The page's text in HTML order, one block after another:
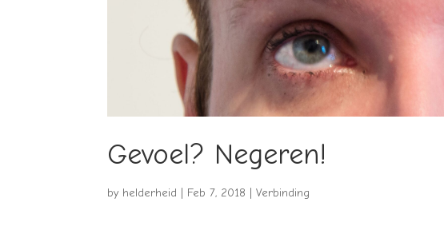
Gevoel? Negeren!
by helderheid Feb 7, 2018 |Verbinding